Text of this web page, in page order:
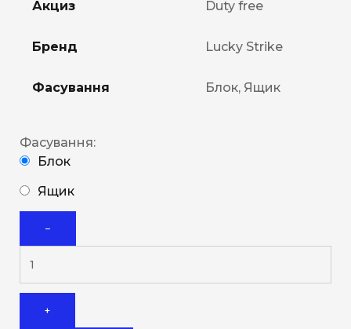
Акциз Duty free
Бренд Lucky Strike
Фасування Блок, Ящик
Фасування:
Блок
Ящик
−
+